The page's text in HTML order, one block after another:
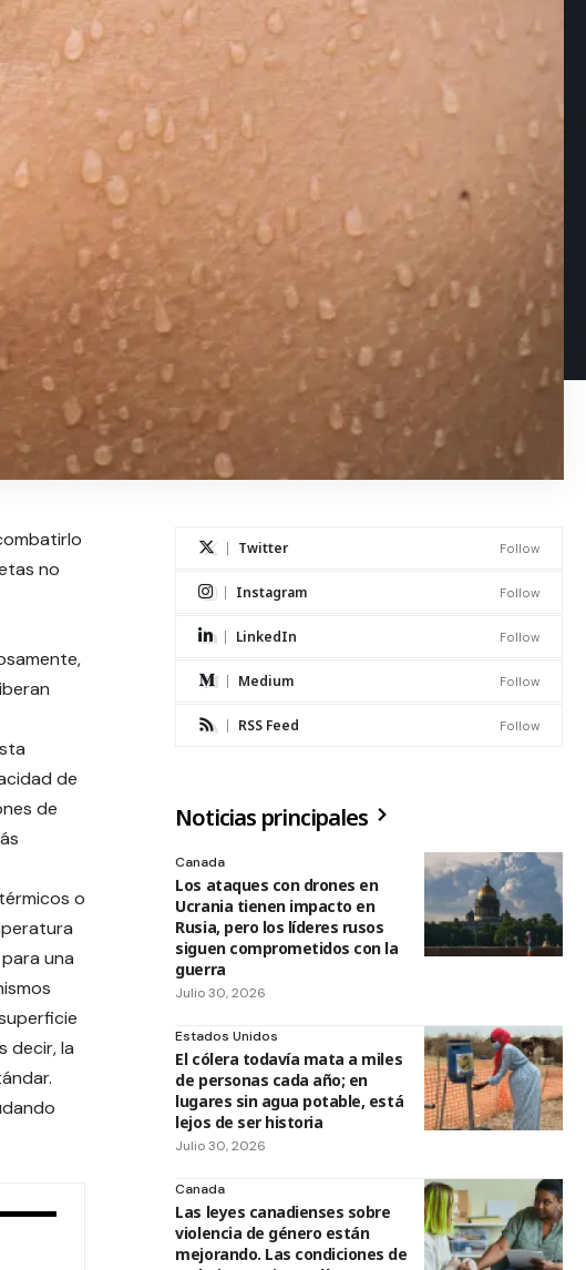
no
de
de
o
una
decir, la
Twitter Follow
Instagram Follow
LinkedIn Follow
Medium Follow
RSS Feed Follow
Noticias principales
Canada
Los ataques con drones en
Ucrania tienen impacto en
Rusia, pero los líderes rusos
siguen comprometidos con la
guerra
Julio 30, 2026
Estados Unidos
El cólera todavía mata a miles
de personas cada año; en
lugares sin agua potable, está
lejos de ser historia
Julio 30, 2026
Canada
Las leyes canadienses sobre
violencia de género están
mejorando. Las condiciones de